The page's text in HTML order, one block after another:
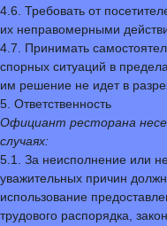
4.6. Требовать от
их неправомерными
4.7. Принимать
спорных ситуаций в
им решение не идет в
5. Ответственность
Официант ресторана
случаях:
5.1. За неисполнение или
уважительных причин
использование
трудового распорядка,